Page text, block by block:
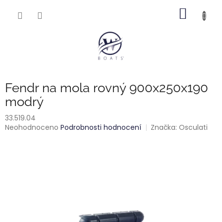
Fendr na mola rovný 900x250x190
modrý
33.519.04
Průměrné
Neohodnoceno Podrobnosti hodnocení Značka:Osculati